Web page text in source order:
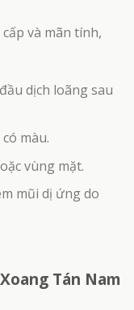
và mãn tính,
dịch loãng sau
màu.
vùng mặt.
mũi dị ứng do
Tán Nam